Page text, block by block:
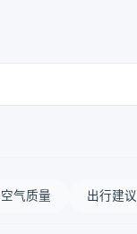
空气质量 出行建议